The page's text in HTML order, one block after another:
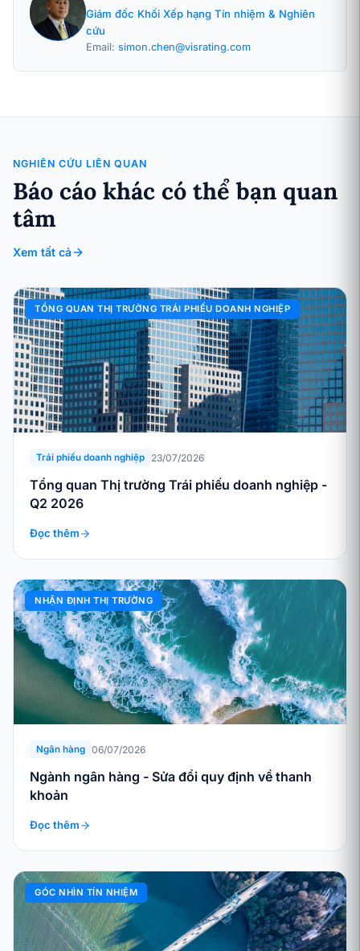
Giám đốc Khối Xếp hạng Tín nhiệm & Nghiên
cứu
Email: simon.chen@visrating.com
NGHIÊN CỨU LIÊN QUAN
Báo cáo khác có thể bạn quan
tâm
Xem tất cả
TỔNG QUAN THỊ TRƯỜNG TRÁI PHIẾU DOANH NGHIỆP
Trái phiếu doanh nghiệp 23/07/2026
Tổng quan Thị trường Trái phiếu doanh nghiệp -
Q2 2026
Đọc thêm
NHẬN ĐỊNH THỊ TRƯỜNG
Ngân hàng 06/07/2026
Ngành ngân hàng - Sửa đổi quy định về thanh
khoản
Đọc thêm
GÓC NHÌN TÍN NHIỆM